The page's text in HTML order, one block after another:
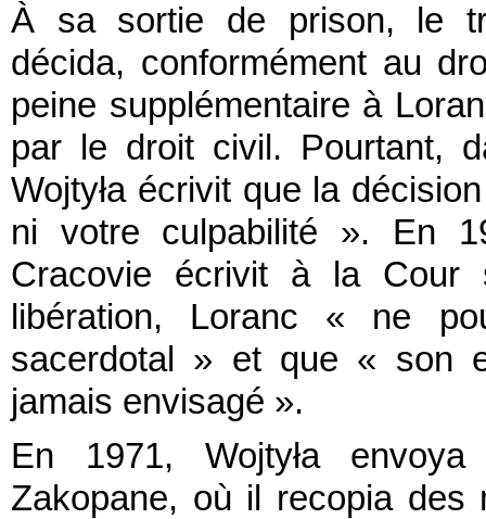
À sa sortie de prison, le
décida, conformément au
peine supplémentaire à
par le droit civil. Pourtant,
Wojtyła écrivit que la
ni votre culpabilité ». En
Cracovie écrivit à la Cour
libération, Loranc « ne
sacerdotal » et que « son
jamais envisagé ».
En 1971, Wojtyła
Zakopane, où il recopia des